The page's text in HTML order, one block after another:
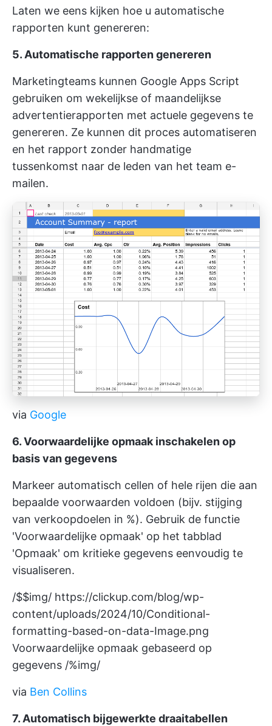
Laten we eens kijken hoe u automatische
rapporten kunt genereren:
5. Automatische rapporten genereren
Marketingteams kunnen Google Apps Script
gebruiken om wekelijkse of maandelijkse
advertentierapporten met actuele gegevens te
genereren. Ze kunnen dit proces automatiseren
en het rapport zonder handmatige
tussenkomst naar de leden van het team e-
mailen.
via Google
6. Voorwaardelijke opmaak inschakelen op
basis van gegevens
Markeer automatisch cellen of hele rijen die aan
bepaalde voorwaarden voldoen (bijv. stijging
van verkoopdoelen in %). Gebruik de functie
'Voorwaardelijke opmaak' op het tabblad
'Opmaak' om kritieke gegevens eenvoudig te
visualiseren.
/$$img/ https://clickup.com/blog/wp-
content/uploads/2024/10/Conditional-
formatting-based-on-data-Image.png
Voorwaardelijke opmaak gebaseerd op
gegevens /%img/
via Ben Collins
7. Automatisch bijgewerkte draaitabellen